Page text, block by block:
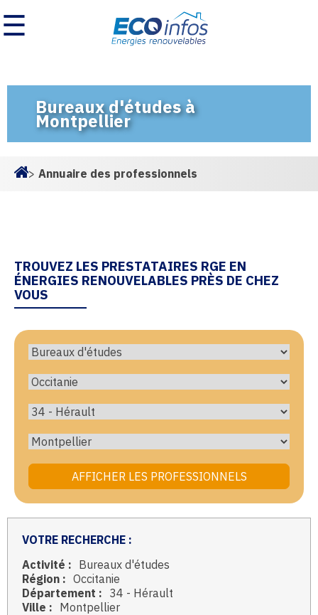
☰
Bureaux d'études à
Montpellier
> Annuaire des professionnels
TROUVEZ LES PRESTATAIRES RGE EN
ÉNERGIES RENOUVELABLES PRÈS DE CHEZ
VOUS
VOTRE RECHERCHE :
Activité : Bureaux d'études
Région : Occitanie
Département : 34 - Hérault
Ville : Montpellier